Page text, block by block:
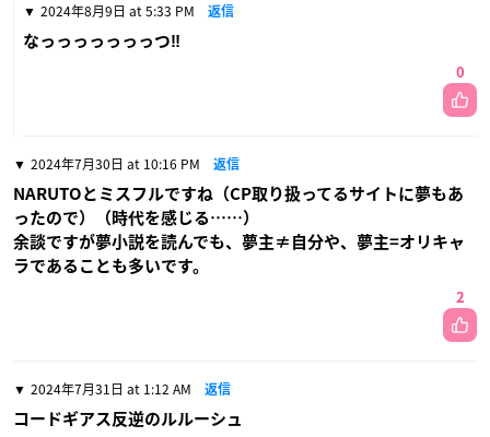
2024年8月9日 at 5:33 PM 返信
なっっっっっっっつ‼
0
2024年7月30日 at 10:16 PM 返信
NARUTOとミスフルですね（CP取り扱ってるサイトに夢もあ
ったので）（時代を感じる……）
余談ですが夢小説を読んでも、夢主≠自分や、夢主=オリキャ
ラであることも多いです。
2
2024年7月31日 at 1:12 AM 返信
コードギアス反逆のルルーシュ